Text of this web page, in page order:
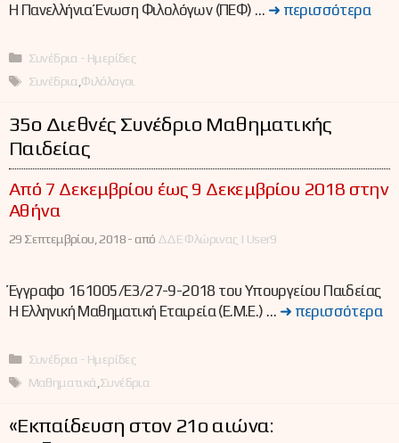
Η Πανελλήνια Ένωση Φιλολόγων (ΠΕΦ) … ➜ περισσότερα
Κατηγορίες
Συνέδρια - Ημερίδες
Ετικέτες
Συνέδρια Φιλόλογοι
35ο Διεθνές Συνέδριο Μαθηματικής
Παιδείας
Από 7 Δεκεμβρίου έως 9 Δεκεμβρίου 2018 στην
Αθήνα
29 Σεπτεμβρίου, 2018 -από ΔΔΕ Φλώρινας | User9
Έγγραφο 161005/Ε3/27-9-2018 του Υπουργείου Παιδείας
Η Ελληνική Μαθηματική Εταιρεία (Ε.Μ.Ε.) … ➜ περισσότερα
Κατηγορίες
Συνέδρια - Ημερίδες
Ετικέτες
Μαθηματικά Συνέδρια
«Εκπαίδευση στον 21ο αιώνα: